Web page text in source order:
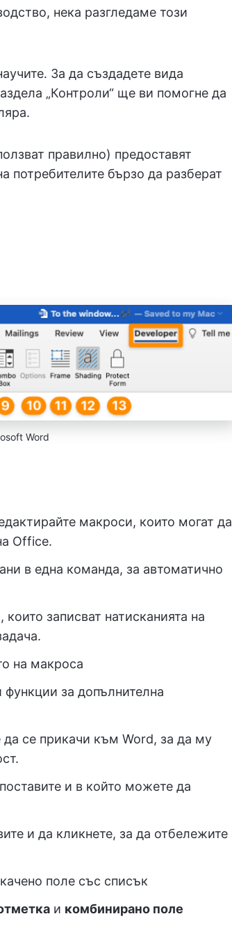
нека разгледаме този
За да създадете вида
„Контроли“ ще ви помогне да
правилно) предоставят
потребителите бързо да разберат
Word
макроси, които могат да
Office.
в една команда, за автоматично
записват натисканията на
на макроса
за допълнителна
се прикачи към Word, за да му
и в който можете да
и да кликнете, за да отбележите
поле със списък
и комбинирано поле